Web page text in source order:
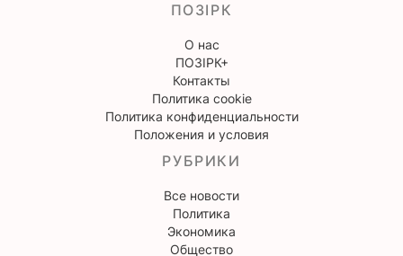
ПОЗІРК
О нас
ПОЗІРК+
Контакты
Политика cookie
Политика конфиденциальности
Положения и условия
РУБРИКИ
Все новости
Политика
Экономика
Общество